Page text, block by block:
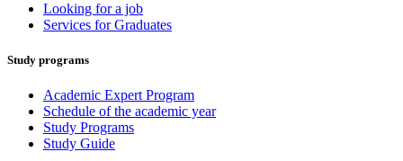
Looking for a job
Services for Graduates
Study programs
Academic Expert Program
Schedule of the academic year
Study Programs
Study Guide